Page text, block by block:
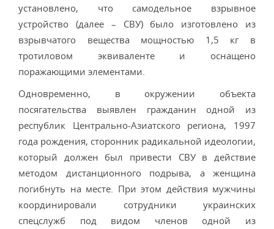
установлено, что самодельное взрывное
устройство (далее – СВУ) было изготовлено из
взрывчатого вещества мощностью 1,5 кг в
тротиловом эквиваленте и оснащено
поражающими элементами.
Одновременно, в окружении объекта
посягательства выявлен гражданин одной из
республик Центрально-Азиатского региона, 1997
года рождения, сторонник радикальной идеологии,
который должен был привести СВУ в действие
методом дистанционного подрыва, а женщина
погибнуть на месте. При этом действия мужчины
координировали сотрудники украинских
спецслужб под видом членов одной из